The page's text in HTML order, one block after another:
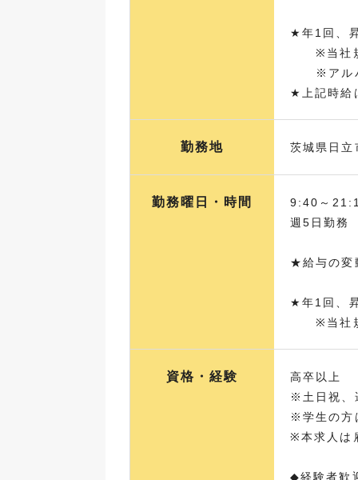
★年1回、
※当社規
※アルバ
★上記時給
勤務地 茨城県日
勤務曜日・時間
9:40～
週5日勤務
★給与の変
★年1回、
※当社規
資格・経験
高卒以上
※土日祝、
※学生の方
※本求人は
◆経験者歓